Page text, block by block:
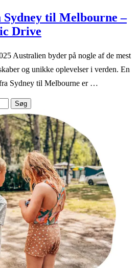
til Melbourne –
Drive
Australien byder på nogle af de mest
og unikke oplevelser i verden. En
Sydney til Melbourne er …